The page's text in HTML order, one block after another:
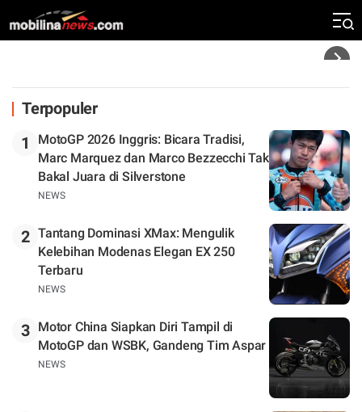
Silverstone. Seri Selanjutnya Belum Jelas
Terpopuler
1
MotoGP 2026 Inggris: Bicara Tradisi,
Marc Marquez dan Marco Bezzecchi Tak
Bakal Juara di Silverstone
NEWS
2 Tantang Dominasi XMax: Mengulik
Kelebihan Modenas Elegan EX 250
Terbaru
NEWS
3
Motor China Siapkan Diri Tampil di
MotoGP dan WSBK, Gandeng Tim Aspar
NEWS